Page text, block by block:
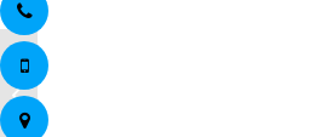
لوزه‌